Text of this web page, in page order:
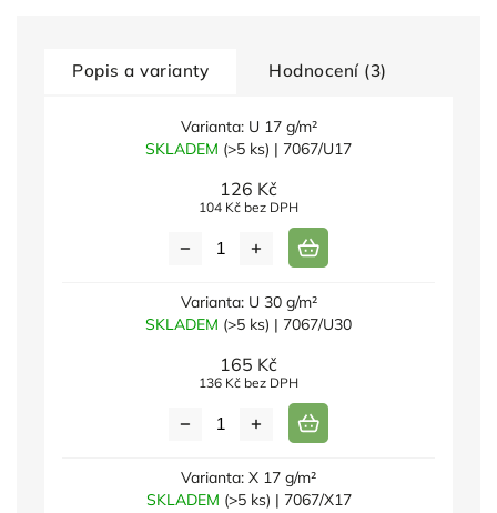
Popis a varianty Hodnocení (3)
Varianta: U 17 g/m²
SKLADEM (>5 ks) | 7067/U17
126 Kč
104 Kč bez DPH
Varianta: U 30 g/m²
SKLADEM (>5 ks) | 7067/U30
165 Kč
136 Kč bez DPH
Varianta: X 17 g/m²
SKLADEM (>5 ks) | 7067/X17